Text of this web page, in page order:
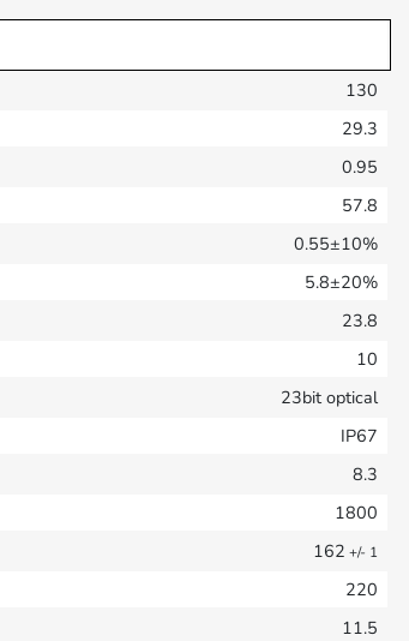
130
29.3
0.95
57.8
0.55±10%
5.8±20%
23.8
10
23bit optical
IP67
8.3
1800
162 +/- 1
220
11.5